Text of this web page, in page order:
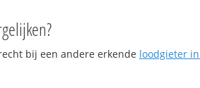
bij een andere erkende loodgieter in